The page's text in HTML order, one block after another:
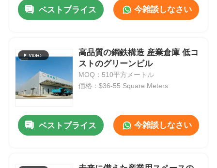
ベストプライス 今雑談しなさい
高品質の鋼鉄構造 産業倉庫 低コ
ストのグリーンビル
MOQ：510平方メートル
価格：$36-55 Square Meters
ベストプライス 今雑談しなさい